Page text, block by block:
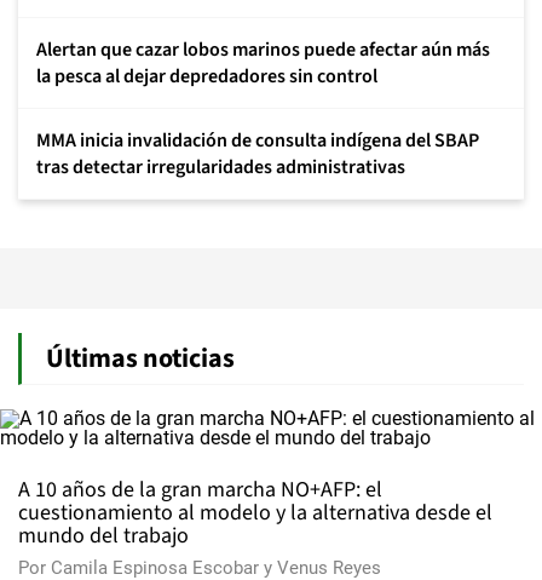
Alertan que cazar lobos marinos puede afectar aún más
la pesca al dejar depredadores sin control
MMA inicia invalidación de consulta indígena del SBAP
tras detectar irregularidades administrativas
Últimas noticias
A 10 años de la gran marcha NO+AFP: el
cuestionamiento al modelo y la alternativa desde el
mundo del trabajo
Por Camila Espinosa Escobar y Venus Reyes